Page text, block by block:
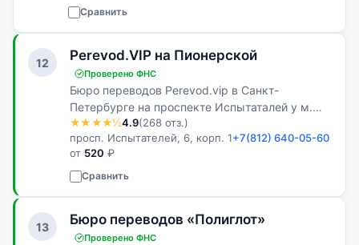
дела. Все переводы выполняются живым…
Сравнить
12 Perevod.VIP на Пионерской
Проверено ФНС
Бюро переводов Perevod.vip в Санкт-
Петербурге на проспекте Испытаталей у м.
Пионерская
★★★★½4.9(268 отз.)
просп. Испытателей, 6, корп. 1+7(812) 640-05-60
от 520 ₽
Сравнить
13 Бюро переводов «Полиглот»
Проверено ФНС